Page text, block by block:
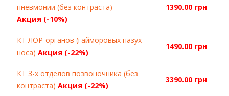
пневмонии (без контраста)
Акция (-10%)
1390.00 грн
КТ ЛОР-органов (гайморовых пазух
носа) Акция (-22%)
1490.00 грн
КТ 3-х отделов позвоночника (без
контраста) Акция (-22%)
3390.00 грн